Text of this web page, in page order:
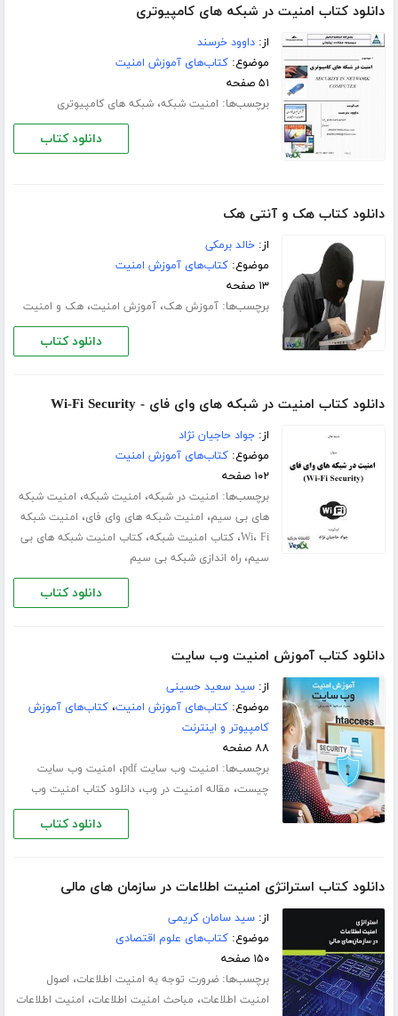
دانلود کتاب امنیت در شبکه های کامپیوتری
از:داوود خرسند
موضوع:کتاب‌های آموزش امنیت
۵۱ صفحه
برچسب‌ها: امنیت شبکه،شبکه های کامپیوتری
دانلود کتاب
دانلود کتاب هک و آنتی هک
از:خالد برمکی
موضوع:کتاب‌های آموزش امنیت
۱۳ صفحه
برچسب‌ها:آموزش هک،آموزش امنیت،هک و امنیت
دانلود کتاب
دانلود کتاب امنیت در شبکه های وای فای - Wi-Fi Security
از:جواد حاجیان نژاد
موضوع:کتاب‌های آموزش امنیت
۱۰۲ صفحه
برچسب‌ها: امنیت در شبکه، امنیت شبکه، امنیت شبکه
های بی سیم، امنیت شبکه های وای فای، امنیت شبکه
Wi، Fi ،کتاب امنیت شبکه،کتاب امنیت شبکه های بی
سیم،راه اندازی شبکه بی سیم
دانلود کتاب
دانلود کتاب آموزش امنیت وب سایت
از:سید سعید حسینی
موضوع:کتاب‌های آموزش امنیت،کتاب‌های آموزش
کامپیوتر و اینترنت
۸۸ صفحه
برچسب‌ها: امنیت وب سایت pdf ، امنیت وب سایت
چیست، مقاله امنیت در وب،دانلود کتاب امنیت وب
دانلود کتاب
دانلود کتاب استراتژی امنیت اطلاعات در سازمان های مالی
از:سید سامان کریمی
موضوع:کتاب‌های علوم اقتصادی
۱۵۰ صفحه
برچسب‌ها:ضرورت توجه به امنیت اطلاعات، اصول
امنیت اطلاعات، مباحث امنیت اطلاعات، امنیت اطلاعات